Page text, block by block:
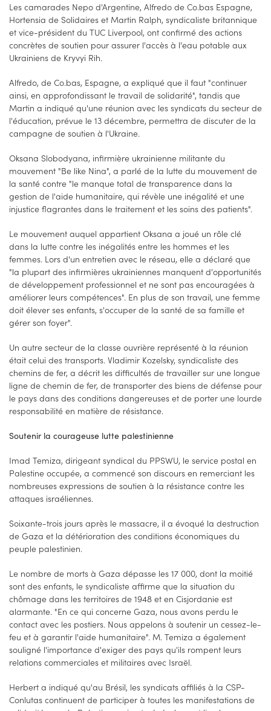
Les camarades Nepo d'Argentine, Alfredo de Co.bas Espagne,
Hortensia de Solidaires et Martin Ralph, syndicaliste britannique
et vice-président du TUC Liverpool, ont confirmé des actions
concrètes de soutien pour assurer l'accès à l'eau potable aux
Ukrainiens de Kryvyi Rih.
Alfredo, de Co.bas, Espagne, a expliqué que il faut "continuer
ainsi, en approfondissant le travail de solidarité", tandis que
Martin a indiqué qu'une réunion avec les syndicats du secteur de
l'éducation, prévue le 13 décembre, permettra de discuter de la
campagne de soutien à l'Ukraine.
Oksana Slobodyana, infirmière ukrainienne militante du
mouvement "Be like Nina", a parlé de la lutte du mouvement de
la santé contre "le manque total de transparence dans la
gestion de l'aide humanitaire, qui révèle une inégalité et une
injustice flagrantes dans le traitement et les soins des patients".
Le mouvement auquel appartient Oksana a joué un rôle clé
dans la lutte contre les inégalités entre les hommes et les
femmes. Lors d'un entretien avec le réseau, elle a déclaré que
"la plupart des infirmières ukrainiennes manquent d'opportunités
de développement professionnel et ne sont pas encouragées à
améliorer leurs compétences". En plus de son travail, une femme
doit élever ses enfants, s'occuper de la santé de sa famille et
gérer son foyer".
Un autre secteur de la classe ouvrière représenté à la réunion
était celui des transports. Vladimir Kozelsky, syndicaliste des
chemins de fer, a décrit les difficultés de travailler sur une longue
ligne de chemin de fer, de transporter des biens de défense pour
le pays dans des conditions dangereuses et de porter une lourde
responsabilité en matière de résistance.
Soutenir la courageuse lutte palestinienne
Imad Temiza, dirigeant syndical du PPSWU, le service postal en
Palestine occupée, a commencé son discours en remerciant les
nombreuses expressions de soutien à la résistance contre les
attaques israéliennes.
Soixante-trois jours après le massacre, il a évoqué la destruction
de Gaza et la détérioration des conditions économiques du
peuple palestinien.
Le nombre de morts à Gaza dépasse les 17 000, dont la moitié
sont des enfants, le syndicaliste affirme que la situation du
chômage dans les territoires de 1948 et en Cisjordanie est
alarmante. "En ce qui concerne Gaza, nous avons perdu le
contact avec les postiers. Nous appelons à soutenir un cessez-le-
feu et à garantir l'aide humanitaire". M. Temiza a également
souligné l'importance d'exiger des pays qu'ils rompent leurs
relations commerciales et militaires avec Israël.
Herbert a indiqué qu'au Brésil, les syndicats affiliés à la CSP-
Conlutas continuent de participer à toutes les manifestations de